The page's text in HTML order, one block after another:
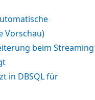
Vorschau)
beim Streaming
in DBSQL für